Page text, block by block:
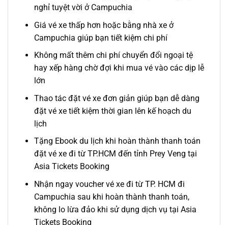
nghỉ tuyệt vời ở Campuchia
Giá vé xe thấp hơn hoặc bằng nhà xe ở
Campuchia giúp bạn tiết kiệm chi phí
Không mất thêm chi phí chuyển đổi ngoại tệ
hay xếp hàng chờ đợi khi mua vé vào các dịp lễ
lớn
Thao tác đặt vé xe đơn giản giúp bạn dễ dàng
đặt vé xe tiết kiệm thời gian lên kế hoạch du
lịch
Tặng Ebook du lịch khi hoàn thành thanh toán
đặt vé xe đi từ TP.HCM đến tỉnh Prey Veng tại
Asia Tickets Booking
Nhận ngay voucher vé xe đi từ TP. HCM đi
Campuchia sau khi hoàn thành thanh toán,
không lo lừa đảo khi sử dụng dịch vụ tại Asia
Tickets Booking